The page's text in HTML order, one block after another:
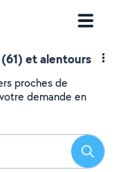
et alentours
proches de
demande en